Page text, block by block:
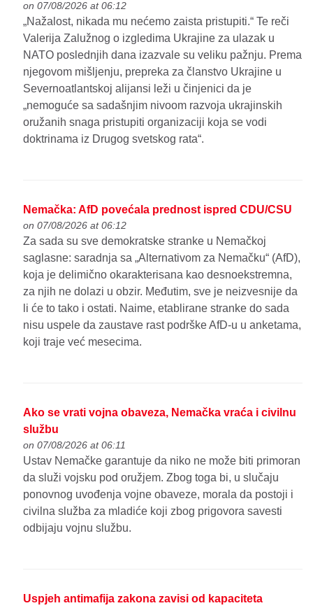
on 07/08/2026 at 06:12
„Nažalost, nikada mu nećemo zaista pristupiti.“ Te reči
Valerija Zalužnog o izgledima Ukrajine za ulazak u
NATO poslednjih dana izazvale su veliku pažnju. Prema
njegovom mišljenju, prepreka za članstvo Ukrajine u
Severnoatlantskoj alijansi leži u činjenici da je
„nemoguće sa sadašnjim nivoom razvoja ukrajinskih
oružanih snaga pristupiti organizaciji koja se vodi
doktrinama iz Drugog svetskog rata“.
Nemačka: AfD povećala prednost ispred CDU/CSU
on 07/08/2026 at 06:12
Za sada su sve demokratske stranke u Nemačkoj
saglasne: saradnja sa „Alternativom za Nemačku“ (AfD),
koja je delimično okarakterisana kao desnoekstremna,
za njih ne dolazi u obzir. Međutim, sve je neizvesnije da
li će to tako i ostati. Naime, etablirane stranke do sada
nisu uspele da zaustave rast podrške AfD-u u anketama,
koji traje već mesecima.
Ako se vrati vojna obaveza, Nemačka vraća i civilnu
službu
on 07/08/2026 at 06:11
Ustav Nemačke garantuje da niko ne može biti primoran
da služi vojsku pod oružjem. Zbog toga bi, u slučaju
ponovnog uvođenja vojne obaveze, morala da postoji i
civilna služba za mladiće koji zbog prigovora savesti
odbijaju vojnu službu.
Uspjeh antimafija zakona zavisi od kapaciteta